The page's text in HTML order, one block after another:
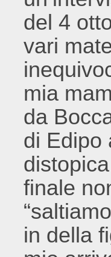
del 4
vari
mia
da
di Edipo
finale
in della